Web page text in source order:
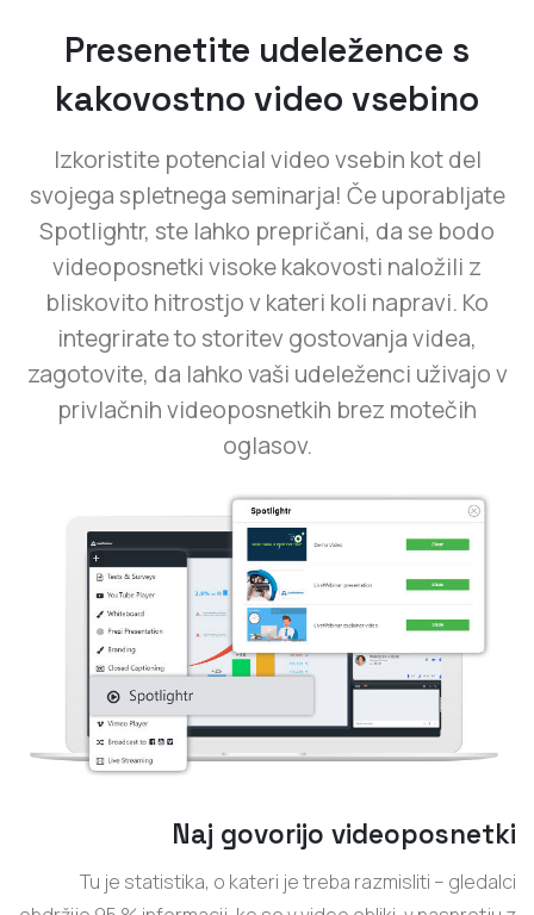
Presenetite udeležence s
kakovostno video vsebino
Izkoristite potencial video vsebin kot del
svojega spletnega seminarja! Če uporabljate
Spotlightr, ste lahko prepričani, da se bodo
videoposnetki visoke kakovosti naložili z
bliskovito hitrostjo v kateri koli napravi. Ko
integrirate to storitev gostovanja videa,
zagotovite, da lahko vaši udeleženci uživajo v
privlačnih videoposnetkih brez motečih
oglasov.
Naj govorijo videoposnetki
Tu je statistika, o kateri je treba razmisliti – gledalci